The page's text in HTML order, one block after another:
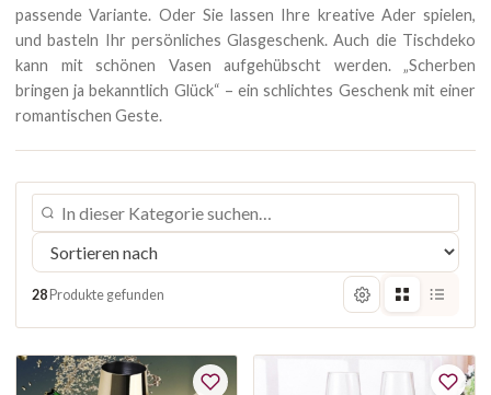
passende Variante. Oder Sie lassen Ihre kreative Ader spielen,
und basteln Ihr persönliches Glasgeschenk. Auch die Tischdeko
kann mit schönen Vasen aufgehübscht werden. „Scherben
bringen ja bekanntlich Glück“ – ein schlichtes Geschenk mit einer
romantischen Geste.
28 Produkte gefunden